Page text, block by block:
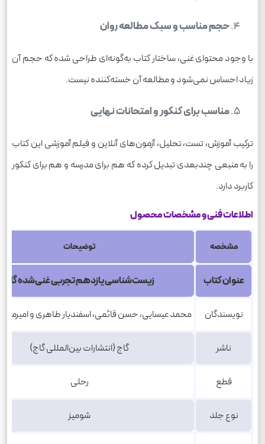
حجم مناسب و سبک مطالعه روان
با وجود محتوای غنی، ساختار کتاب به‌گونه‌ای طراحی شده که حجم آن
زیاد احساس نمی‌شود و مطالعه آن خسته‌کننده نیست.
مناسب برای کنکور و امتحانات نهایی
ترکیب آموزش، تست، تحلیل، آزمون‌های آنلاین و فیلم آموزشی این کتاب
را به منبعی چندبعدی تبدیل کرده که هم برای مدرسه و هم برای کنکور
کاربرد دارد.
اطلاعات فنی و مشخصات محصول
مشخصه توضیحات
عنوان کتاب زیست‌شناسی یازدهم تجربی غنی‌شده گاج
نویسندگان محمد عیسایی، حسن قائمی، اسفندیار طاهری و
ناشر گاج (انتشارات بین‌المللی گاج)
قطع رحلی
نوع جلد شومیز